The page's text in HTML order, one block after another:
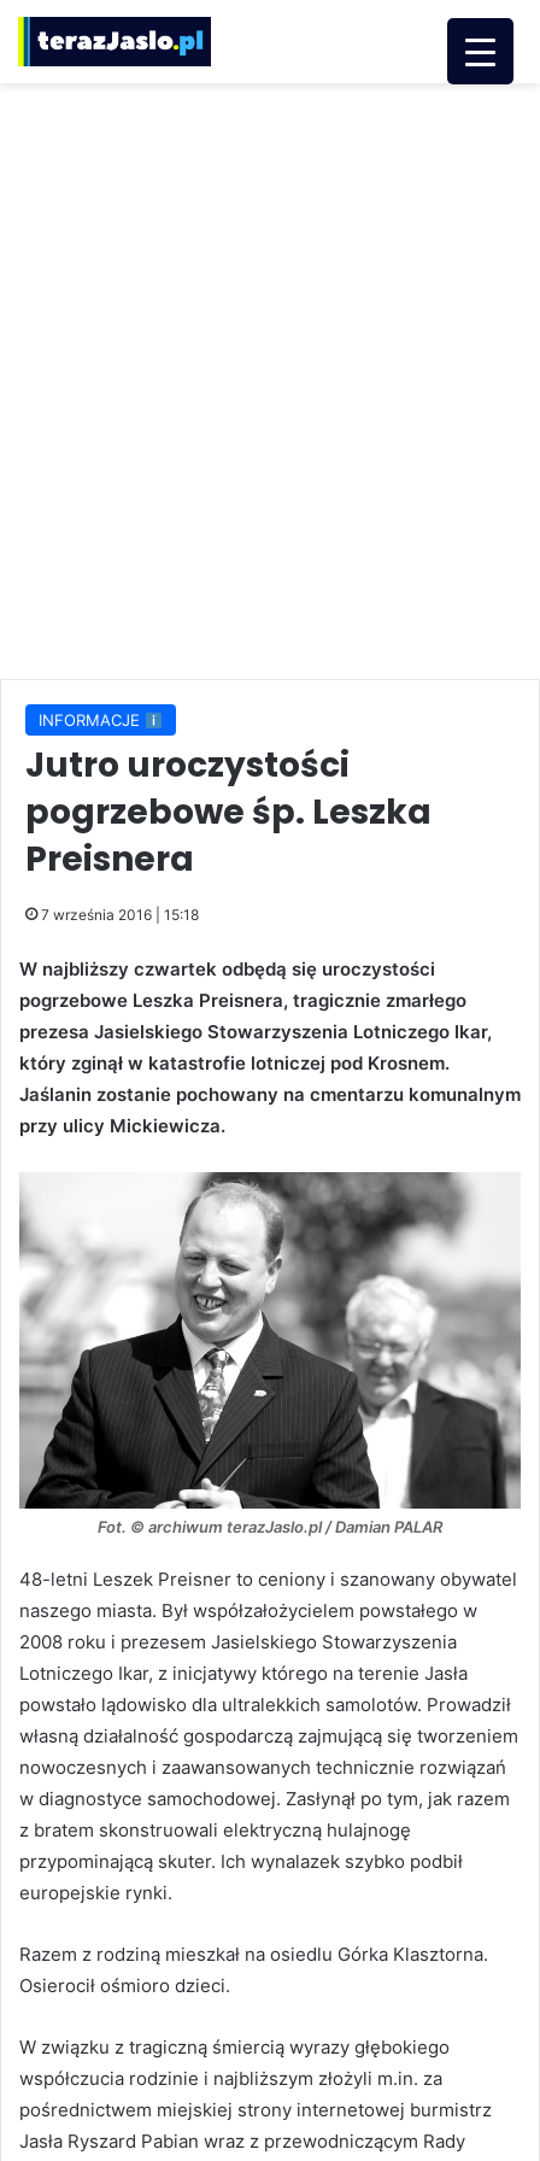
INFORMACJE
Jutro uroczystości
pogrzebowe śp. Leszka
Preisnera
7 września 2016 | 15:18
W najbliższy czwartek odbędą się uroczystości
pogrzebowe Leszka Preisnera, tragicznie zmarłego
prezesa Jasielskiego Stowarzyszenia Lotniczego Ikar,
który zginął w katastrofie lotniczej pod Krosnem.
Jaślanin zostanie pochowany na cmentarzu komunalnym
przy ulicy Mickiewicza.
Fot. © archiwum terazJaslo.pl / Damian PALAR
48-letni Leszek Preisner to ceniony i szanowany obywatel
naszego miasta. Był współzałożycielem powstałego w
2008 roku i prezesem Jasielskiego Stowarzyszenia
Lotniczego Ikar, z inicjatywy którego na terenie Jasła
powstało lądowisko dla ultralekkich samolotów. Prowadził
własną działalność gospodarczą zajmującą się tworzeniem
nowoczesnych i zaawansowanych technicznie rozwiązań
w diagnostyce samochodowej. Zasłynął po tym, jak razem
z bratem skonstruowali elektryczną hulajnogę
przypominającą skuter. Ich wynalazek szybko podbił
europejskie rynki.
Razem z rodziną mieszkał na osiedlu Górka Klasztorna.
Osierocił ośmioro dzieci.
W związku z tragiczną śmiercią wyrazy głębokiego
współczucia rodzinie i najbliższym złożyli m.in. za
pośrednictwem miejskiej strony internetowej burmistrz
Jasła Ryszard Pabian wraz z przewodniczącym Rady